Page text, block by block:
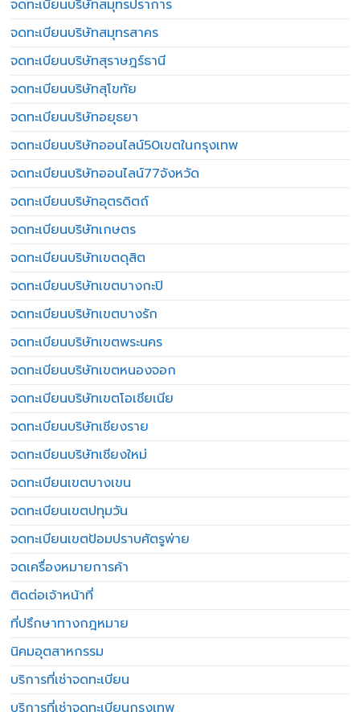
จดทะเบียนบริษัทสมุทรปราการ
จดทะเบียนบริษัทสมุทรสาคร
จดทะเบียนบริษัทสุราษฎร์ธานี
จดทะเบียนบริษัทสุโขทัย
จดทะเบียนบริษัทอยุธยา
จดทะเบียนบริษัทออนไลน์50เขตในกรุงเทพ
จดทะเบียนบริษัทออนไลน์77จังหวัด
จดทะเบียนบริษัทอุตรดิตถ์
จดทะเบียนบริษัทเกษตร
จดทะเบียนบริษัทเขตดุสิต
จดทะเบียนบริษัทเขตบางกะปิ
จดทะเบียนบริษัทเขตบางรัก
จดทะเบียนบริษัทเขตพระนคร
จดทะเบียนบริษัทเขตหนองจอก
จดทะเบียนบริษัทเขตโอเชียเนีย
จดทะเบียนบริษัทเชียงราย
จดทะเบียนบริษัทเชียงใหม่
จดทะเบียนเขตบางเขน
จดทะเบียนเขตปทุมวัน
จดทะเบียนเขตป้อมปราบศัตรูพ่าย
จดเครื่องหมายการค้า
ติดต่อเจ้าหน้าที่
ที่ปรึกษาทางกฎหมาย
นิคมอุตสาหกรรม
บริการที่เช่าจดทะเบียน
บริการที่เช่าจดทะเบียนกรุงเทพ